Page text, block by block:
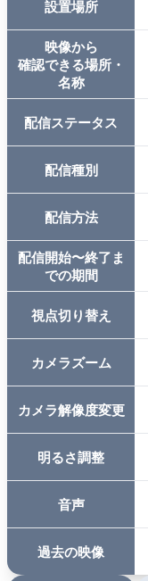
設置場所
映像から
確認できる場所・
名称
配信ステータス
配信種別
配信方法
配信開始〜終了ま
での期間
視点切り替え
カメラズーム
カメラ解像度変更
明るさ調整
音声
過去の映像